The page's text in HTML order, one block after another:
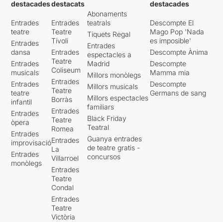
destacades
Entrades
teatre
Entrades
dansa
Entrades
musicals
Entrades
teatre
infantil
Entrades
òpera
Entrades
improvisació
Entrades
monòlegs
destacats
Entrades
Teatre
Tívoli
Entrades
Teatre
Coliseum
Entrades
Teatre
Borràs
Entrades
Teatre
Romea
Entrades
La
Villarroel
Entrades
Teatre
Condal
Entrades
Teatre
Victòria
Abonaments
teatrals
Tiquets Regal
Entrades
espectacles a
Madrid
Millors monòlegs
Millors musicals
Millors espectacles
familiars
Black Friday
Teatral
Guanya entrades
de teatre gratis -
concursos
destacades
Descompte El
Mago Pop 'Nada
es imposible'
Descompte Ànima
Descompte
Mamma mia
Descompte
Germans de sang